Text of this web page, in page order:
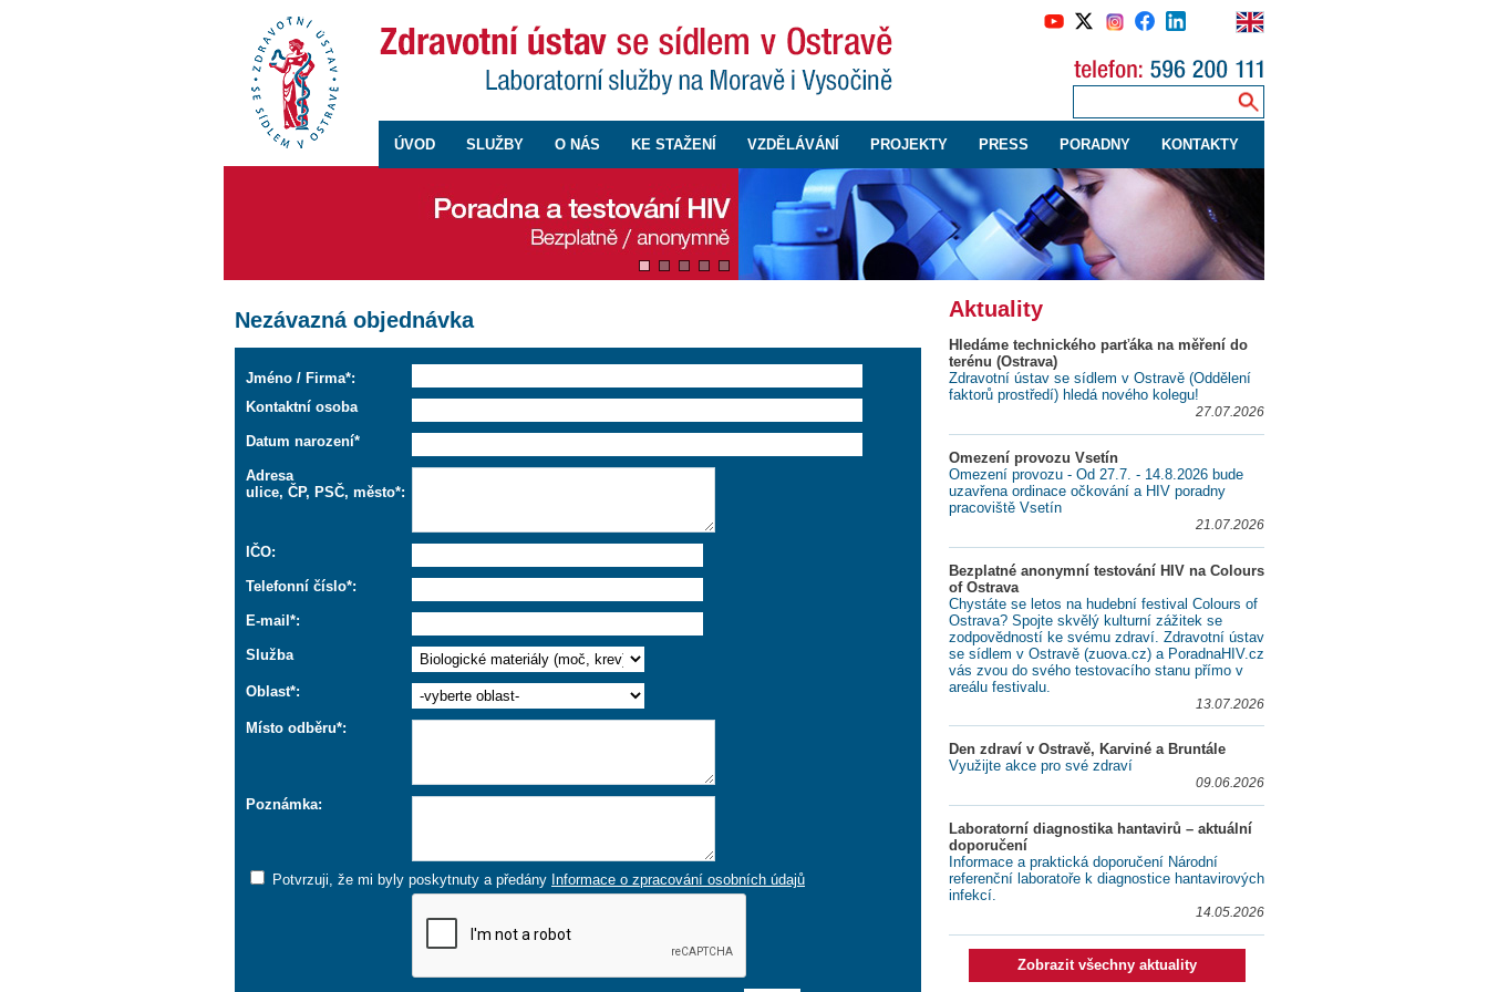
ÚVOD SLUŽBY O NÁS KE STAŽENÍ VZDĚLÁVÁNÍ PROJEKTY PRESS PORADNY KONTAKTY
Nezávazná objednávka
Jméno / Firma*:
Kontaktní osoba
Datum narození*
Adresa
ulice, ČP, PSČ, město*:
IČO:
Telefonní číslo*:
E-mail*:
Služba
Oblast*:
Místo odběru*:
Poznámka:
Potvrzuji, že mi byly poskytnuty a předány Informace o zpracování osobních údajů
Aktuality
Hledáme technického parťáka na měření do
terénu (Ostrava)
Zdravotní ústav se sídlem v Ostravě (Oddělení
faktorů prostředí) hledá nového kolegu!
27.07.2026
Omezení provozu Vsetín
Omezení provozu - Od 27.7. - 14.8.2026 bude
uzavřena ordinace očkování a HIV poradny
pracoviště Vsetín
21.07.2026
Bezplatné anonymní testování HIV na Colours
of Ostrava
Chystáte se letos na hudební festival Colours of
Ostrava? Spojte skvělý kulturní zážitek se
zodpovědností ke svému zdraví. Zdravotní ústav
se sídlem v Ostravě (zuova.cz) a PoradnaHIV.cz
vás zvou do svého testovacího stanu přímo v
areálu festivalu.
13.07.2026
Den zdraví v Ostravě, Karviné a Bruntále
Využijte akce pro své zdraví
09.06.2026
Laboratorní diagnostika hantavirů – aktuální
doporučení
Informace a praktická doporučení Národní
referenční laboratoře k diagnostice hantavirových
infekcí.
14.05.2026
Zobrazit všechny aktuality